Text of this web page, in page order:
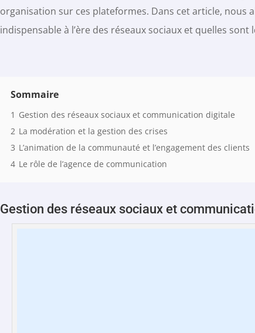
organisation sur ces plateformes. Dans cet article,
indispensable à l’ère des réseaux sociaux et quelles sont
Sommaire
1 Gestion des réseaux sociaux et communication digitale
2 La modération et la gestion des crises
3 L’animation de la communauté et l’engagement des clients
4 Le rôle de l’agence de communication
Gestion des réseaux sociaux et